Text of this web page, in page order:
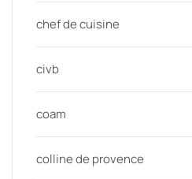
chef de cuisine
civb
coam
colline de provence